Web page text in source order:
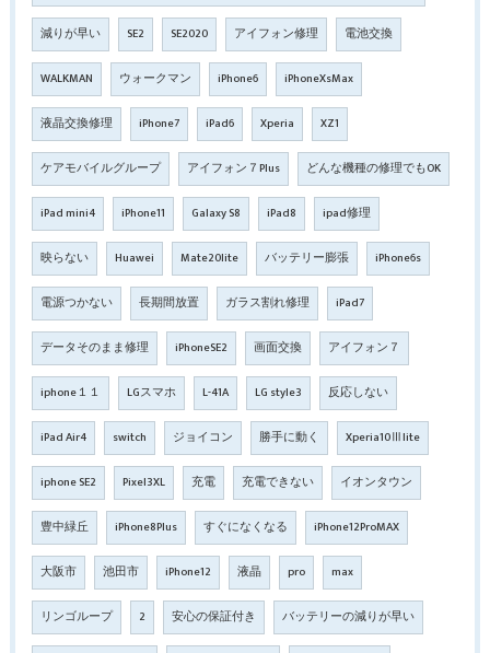
減りが早い SE2 SE2020 アイフォン修理 電池交換
WALKMAN ウォークマン iPhone6 iPhoneXsMax
液晶交換修理 iPhone7 iPad6 Xperia XZ1
ケアモバイルグループ アイフォン７Plus どんな機種の修理でもOK
iPad mini4 iPhone11 Galaxy S8 iPad8 ipad修理
映らない Huawei Mate20lite バッテリー膨張 iPhone6s
電源つかない 長期間放置 ガラス割れ修理 iPad7
データそのまま修理 iPhoneSE2 画面交換 アイフォン７
iphone１１ LGスマホ L-41A LG style3 反応しない
iPad Air4 switch ジョイコン 勝手に動く Xperia10Ⅲlite
iphone SE2 Pixel3XL 充電 充電できない イオンタウン
豊中緑丘 iPhone8Plus すぐになくなる iPhone12ProMAX
大阪市 池田市 iPhone12 液晶 pro max
リンゴループ 2 安心の保証付き バッテリーの減りが早い